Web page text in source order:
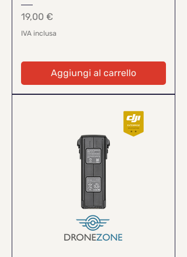
Prezzo
19,00 €
IVA inclusa
Aggiungi al carrello